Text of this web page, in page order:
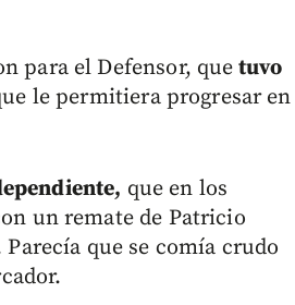
para el Defensor, que tuvo
le permitiera progresar en
que en los
un remate de Patricio
que se comía crudo